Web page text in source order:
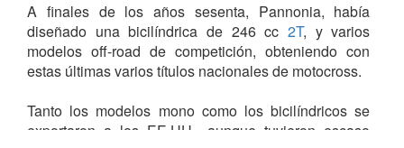
A finales de los años sesenta, Pannonia, había
diseñado una bicilíndrica de 246 cc 2T, y varios
modelos off-road de competición, obteniendo con
estas últimas varios títulos nacionales de motocross.
Tanto los modelos mono como los bicilíndricos se
exportaron a los EE.UU., aunque tuvieron escaso